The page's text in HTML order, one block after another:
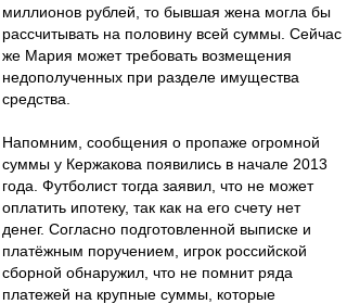
миллионов рублей, то бывшая жена могла бы
рассчитывать на половину всей суммы. Сейчас
же Мария может требовать возмещения
недополученных при разделе имущества
средства.
Напомним, сообщения о пропаже огромной
суммы у Кержакова появились в начале 2013
года. Футболист тогда заявил, что не может
оплатить ипотеку, так как на его счету нет
денег. Согласно подготовленной выписке и
платёжным поручением, игрок российской
сборной обнаружил, что не помнит ряда
платежей на крупные суммы, которые